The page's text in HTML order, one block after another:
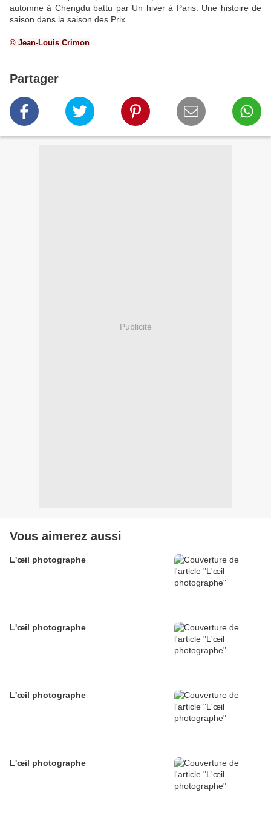
automne à Chengdu battu par Un hiver à Paris. Une histoire de
saison dans la saison des Prix.
© Jean-Louis Crimon
Partager
Publicité
Vous aimerez aussi
L'œil photographe
L'œil photographe
L'œil photographe
L'œil photographe